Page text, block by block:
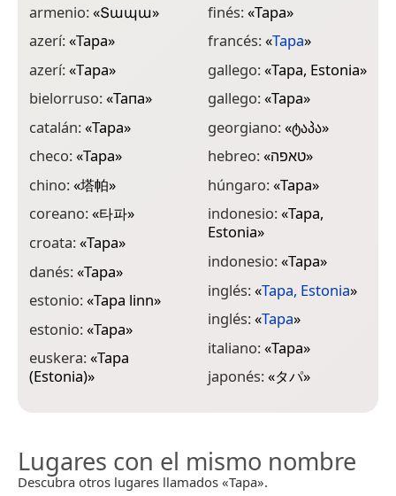
armenio:«Տապա»
azerí:«Tapa»
azerí:«Tаpа»
bielorruso:«Тапа»
catalán:«Tapa»
checo:«Tapa»
chino:«塔帕»
coreano:«타파»
croata:«Tapa»
danés:«Tapa»
estonio:«Tapa linn»
estonio:«Tapa»
euskera:«Tapa
(Estonia)»
finés:«Tapa»
francés:«Tapa»
gallego:«Tapa, Estonia»
gallego:«Tapa»
georgiano:«ტაპა»
hebreo:«טאפה»
húngaro:«Tapa»
indonesio:«Tapa,
Estonia»
indonesio:«Tapa»
inglés:«Tapa, Estonia»
inglés:«Tapa»
italiano:«Tapa»
japonés:«タパ»
Lugares con el mismo nombre
Descubra otros lugares llamados «Tapa».